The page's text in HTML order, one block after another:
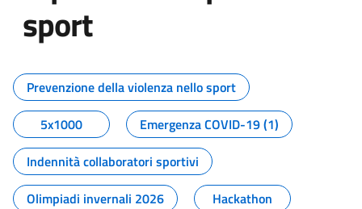
sport
Tutti i contenuti della pagina
Prevenzione della violenza nello sport
5x1000
Emergenza COVID-19 (1)
Indennità collaboratori sportivi
Olimpiadi invernali 2026
Hackathon